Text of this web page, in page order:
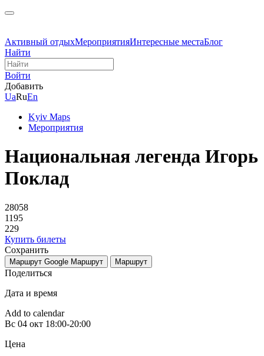
Активный отдыхМероприятияИнтересные местаБлог
Найти
Войти
Добавить
UaRuEn
Kyiv Maps
Мероприятия
Национальная легенда Игорь
Поклад
28058
1195
229
Купить билеты
Сохранить
Маршрут Google Маршрут Маршрут
Поделиться
Дата и время
Add to calendar
Вс 04 окт 18:00-20:00
Цена